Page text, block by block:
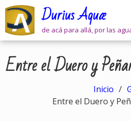
Skip
content
Durius Aquæ
de acá para allá, por las
Entre el Duero y
Inicio
Entre el Duero y